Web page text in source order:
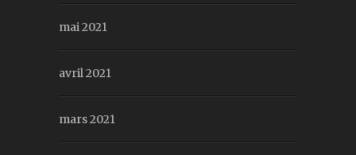
mai 2021
avril 2021
mars 2021